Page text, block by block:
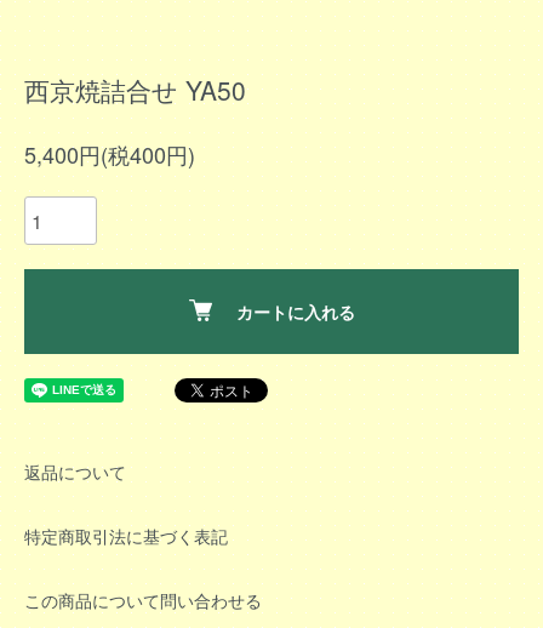
西京焼詰合せ YA50
5,400円(税400円)
カートに入れる
返品について
特定商取引法に基づく表記
この商品について問い合わせる